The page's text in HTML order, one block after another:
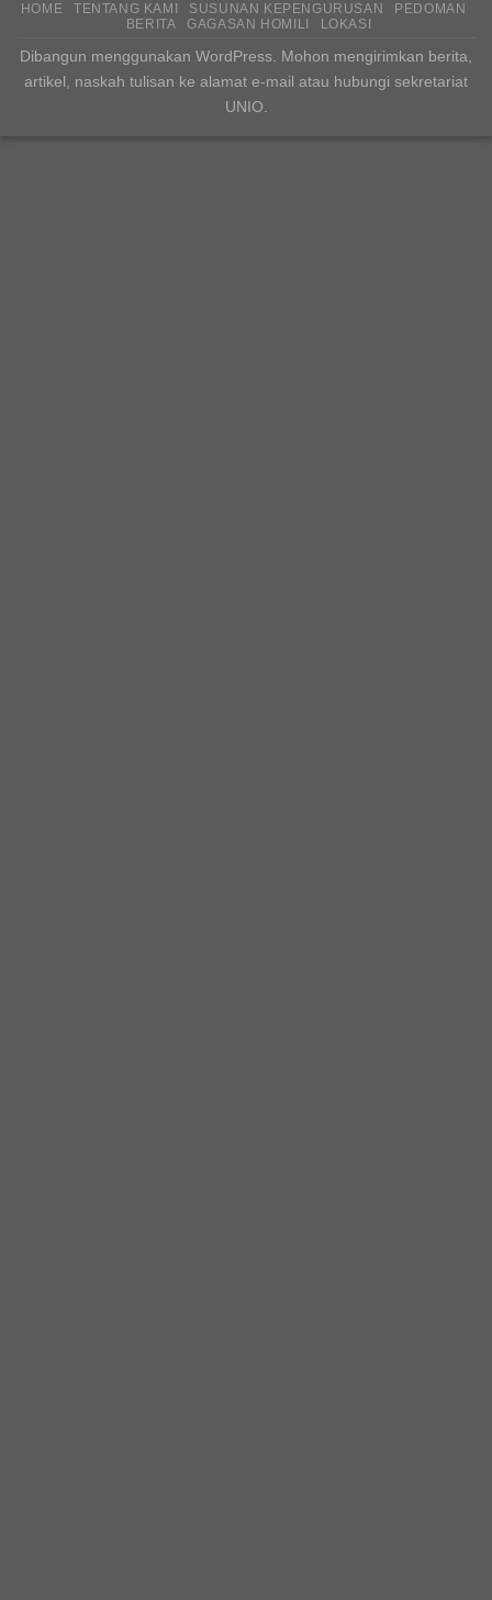
HOME TENTANG KAMI SUSUNAN KEPENGURUSAN
PEDOMAN
BERITA
GAGASAN HOMILI LOKASI
Dibangun menggunakan WordPress. Mohon mengirimkan berita,
artikel, naskah tulisan ke alamat e-mail atau hubungi sekretariat
UNIO.